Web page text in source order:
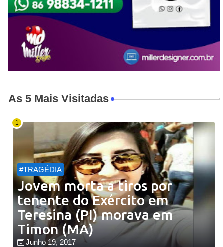
As 5 Mais Visitadas
#TRAGÉDIA
Jovem morta a tiros por
tenente do Exército em
Teresina (PI) morava em
Timon (MA)
Junho 19, 2017